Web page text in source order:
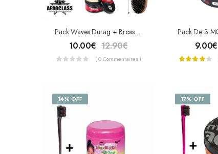
Pack Waves Durag + Brosse Wave + Sportin’ Wave Regular
10.00€ 12.90€
( 0 Commentaires )
9.00€
14% OFF 17% OFF